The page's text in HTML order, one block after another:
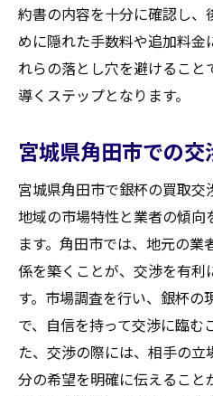
約書の内容を十分に確認し
めに隠れた手数料や追加料金
れらの落とし穴を避けること
導くステップとなります。
宮城県角田市での
宮城県角田市で銀杯の買取交
地域の市場特性と業者の傾向
ます。角田市では、地元の
係を築くことが、交渉を有利
す。市場調査を行い、銀杯の
で、自信を持って交渉に臨む
た、交渉の際には、相手の立
分の希望を明確に伝えること